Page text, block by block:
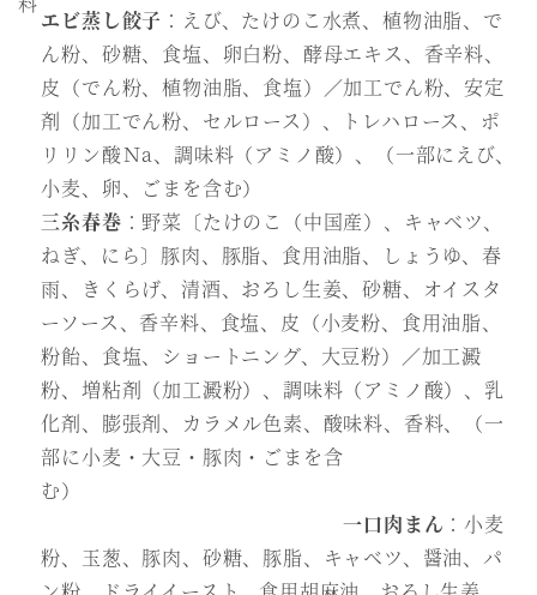
エビ蒸し餃子 ：えび、たけのこ水煮、植物油脂、で
ん粉、砂糖、食塩、卵白粉、酵母エキス、香辛料、
皮（でん粉、植物油脂、食塩）／加工でん粉、安定
剤（加工でん粉、セルロース）、トレハロース、ポ
リリン酸Ｎa、調味料（アミノ酸）、（一部にえび、
小麦、卵、ごまを含む）
三糸春巻 ：野菜〔たけのこ（中国産）、キャベツ、
ねぎ、にら〕豚肉、豚脂、食用油脂、しょうゆ、春
雨、きくらげ、清酒、おろし生姜、砂糖、オイスタ
ーソース、香辛料、食塩、皮（小麦粉、食用油脂、
粉飴、食塩、ショートニング、大豆粉）／加工澱
粉、増粘剤（加工澱粉）、調味料（アミノ酸）、乳
化剤、膨張剤、カラメル色素、酸味料、香料、（一
部に小麦・大豆・豚肉・ごまを含
む）
一口肉まん ：小麦
粉、玉葱、豚肉、砂糖、豚脂、キャベツ、醤油、パ